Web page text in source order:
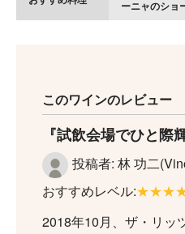
ーニャのショ
このワインのレビュー
試飲会場でひと際
投稿者: 林 功二
おすすめレベル:
2018年10月、ザ・リッ